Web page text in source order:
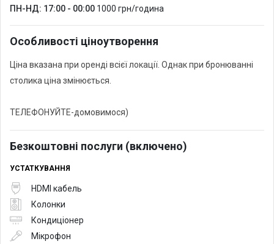
ПН-НД: 17:00 - 00:00 1000 грн/година
Особливості ціноутворення
Ціна вказана при оренді всієї локації. Однак при бронюванні
столика ціна змінюється.
ТЕЛЕФОНУЙТЕ-домовимося)
Безкоштовні послуги (включено)
УСТАТКУВАННЯ
HDMI кабель
Колонки
Кондиціонер
Мікрофон